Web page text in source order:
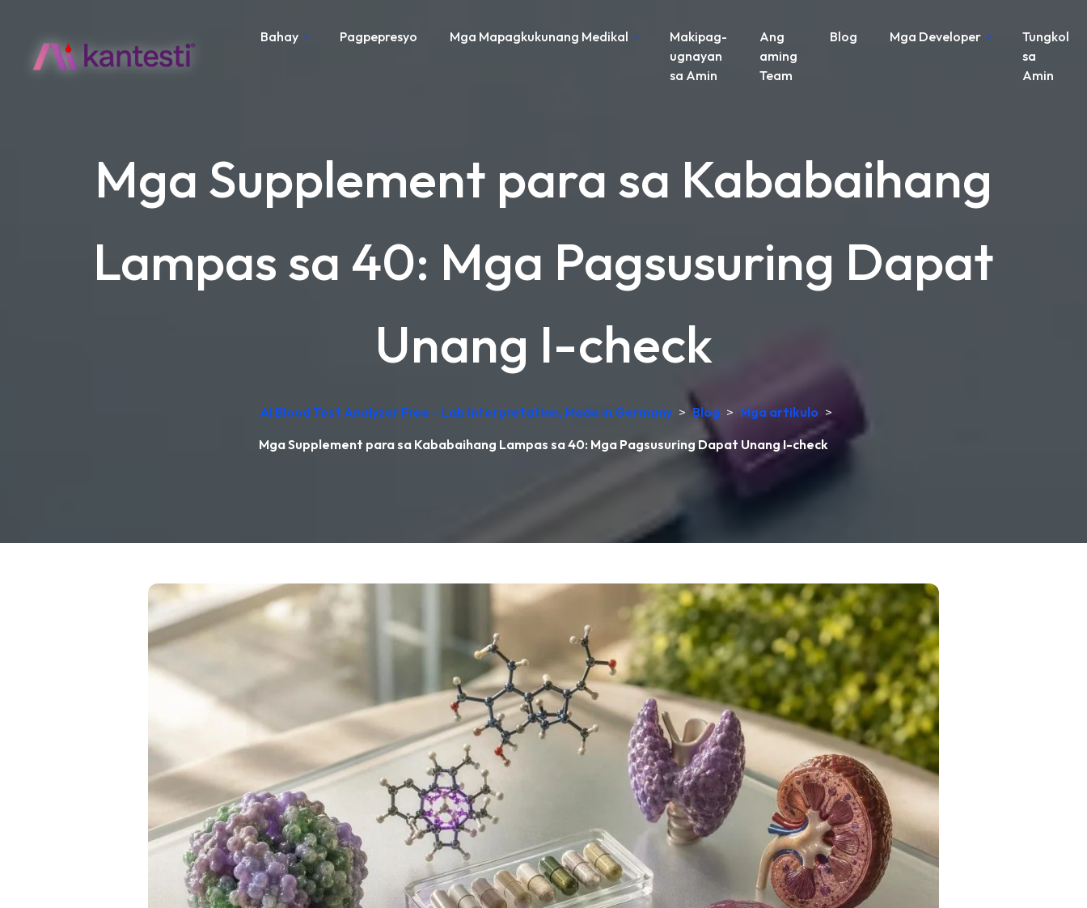
Bahay Pagpepresyo Mga Mapagkukunang Medikal
Makipag-
ugnayan
sa Amin
Ang
aming
Team
Blog Mga Developer
Tungkol
sa
Amin
Mga Supplement para sa Kababaihang
Lampas sa 40: Mga Pagsusuring Dapat
Unang I-check
AI Blood Test Analyzer Free – Lab Interpretation, Made in Germany > Blog > Mga artikulo >
Mga Supplement para sa Kababaihang Lampas sa 40: Mga Pagsusuring Dapat Unang I-check